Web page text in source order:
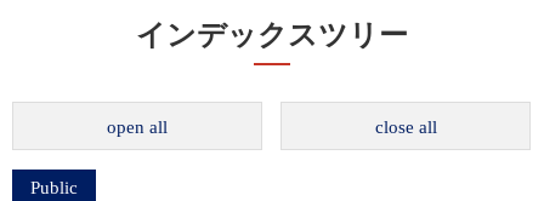
インデックスツリー
open all close all
Public